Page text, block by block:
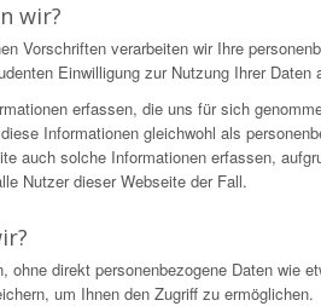
wir?
Vorschriften verarbeiten wir Ihre
Einwilligung zur Nutzung Ihrer Daten
erfassen, die uns für sich
Informationen gleichwohl als
auch solche Informationen erfassen,
Nutzer dieser Webseite der Fall.
ohne direkt personenbezogene Daten
um Ihnen den Zugriff zu ermöglichen.